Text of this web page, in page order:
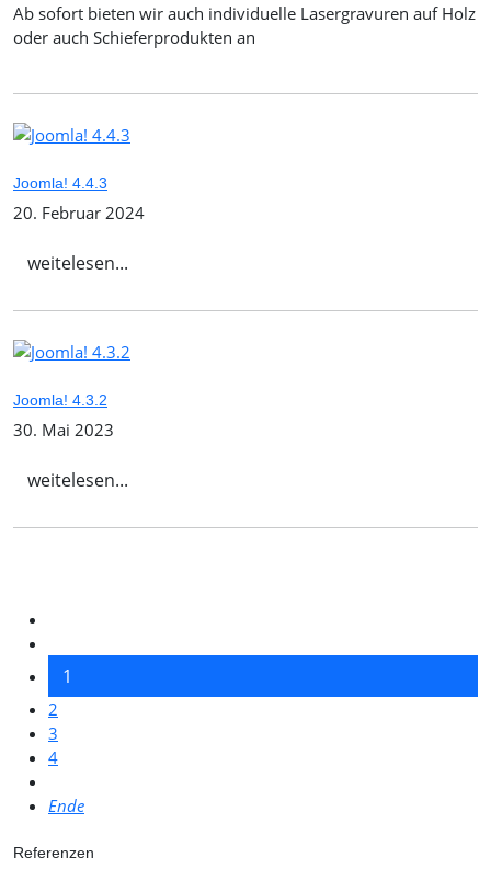
Ab sofort bieten wir auch individuelle Lasergravuren auf Holz
oder auch Schieferprodukten an
Joomla! 4.4.3
20. Februar 2024
weitelesen...
Joomla! 4.3.2
30. Mai 2023
weitelesen...
1
2
3
4
Ende
Referenzen